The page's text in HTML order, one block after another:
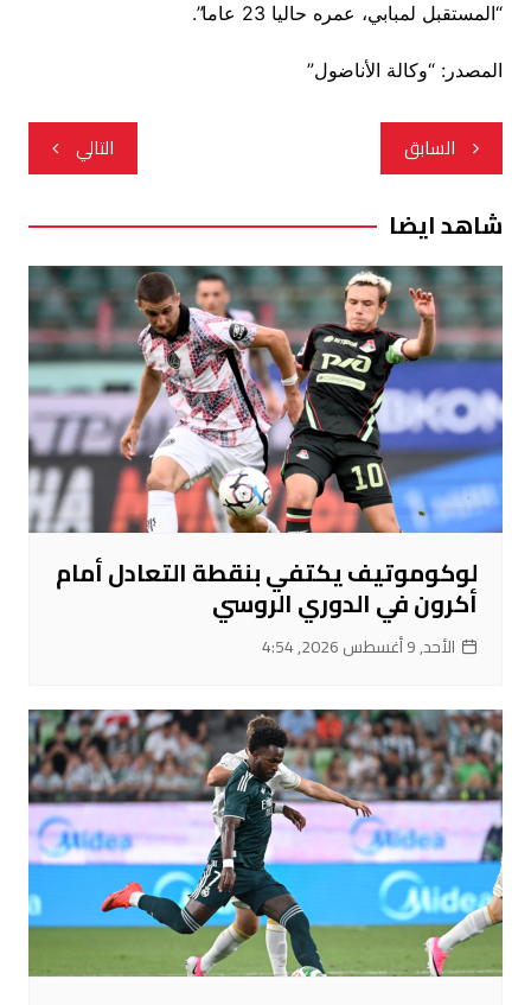
“المستقبل لمبابي، عمره حاليا 23 عاما”.
المصدر: “وكالة الأناضول”
تصفّح
المقالات
السابق التالي
شاهد ايضا
لوكوموتيف يكتفي بنقطة التعادل أمام
أكرون في الدوري الروسي
الأحد, 9 أغسطس 2026, 4:54